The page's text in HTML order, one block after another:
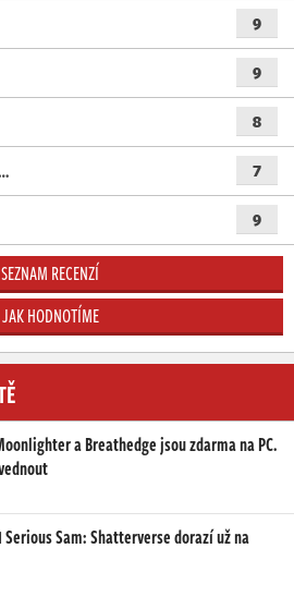
9
9
8
7
9
SEZNAM RECENZÍ
JAK HODNOTÍME
a Breathedge jsou zdarma na PC.
Serious Sam: Shatterverse dorazí už na